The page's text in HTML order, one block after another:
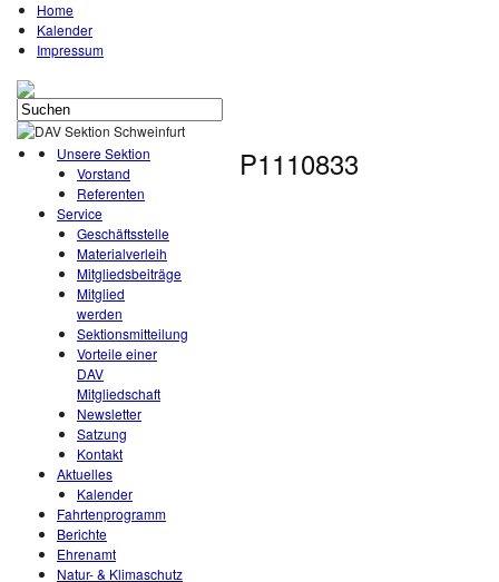
Home
Kalender
Impressum
Unsere Sektion
Vorstand
Referenten
Service
Geschäftsstelle
Materialverleih
Mitgliedsbeiträge
Mitglied
werden
Sektionsmitteilung
Vorteile einer
DAV
Mitgliedschaft
Newsletter
Satzung
Kontakt
Aktuelles
Kalender
Fahrtenprogramm
Berichte
Ehrenamt
Natur- & Klimaschutz
P1110833